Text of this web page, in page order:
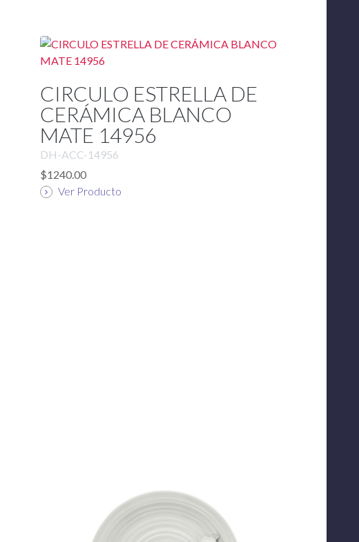
CIRCULO ESTRELLA DE
CERÁMICA BLANCO
MATE 14956
DH-ACC-14956
$1240.00
Ver Producto